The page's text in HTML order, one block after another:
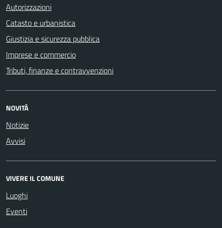
Autorizzazioni
Catasto e urbanistica
Giustizia e sicurezza pubblica
Imprese e commercio
Tributi, finanze e contravvenzioni
NOVITÀ
Notizie
Avvisi
VIVERE IL COMUNE
Luoghi
Eventi